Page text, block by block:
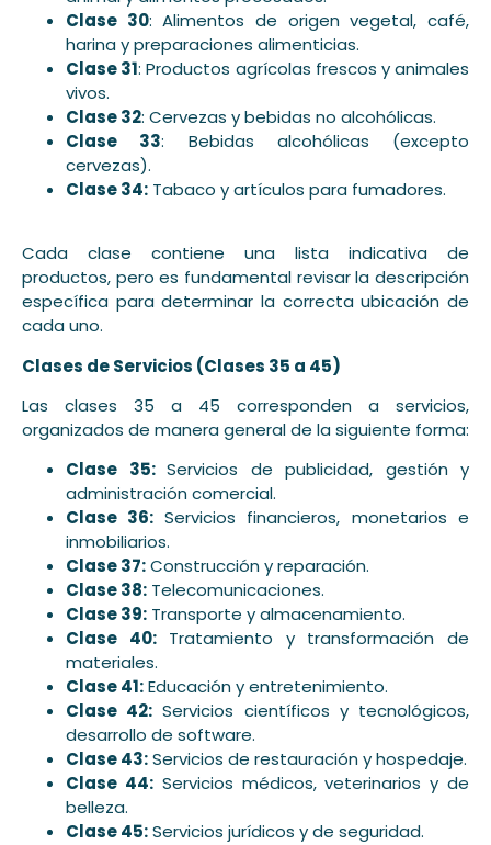
Clase 30: Alimentos de origen vegetal, café,
harina y preparaciones alimenticias.
Clase 31: Productos agrícolas frescos y animales
vivos.
Clase 32: Cervezas y bebidas no alcohólicas.
Clase 33: Bebidas alcohólicas (excepto
cervezas).
Clase 34: Tabaco y artículos para fumadores.
Cada clase contiene una lista indicativa de
productos, pero es fundamental revisar la descripción
específica para determinar la correcta ubicación de
cada uno.
Clases de Servicios (Clases 35 a 45)
Las clases 35 a 45 corresponden a servicios,
organizados de manera general de la siguiente forma:
Clase 35: Servicios de publicidad, gestión y
administración comercial.
Clase 36: Servicios financieros, monetarios e
inmobiliarios.
Clase 37:Construcción y reparación.
Clase 38: Telecomunicaciones.
Clase 39: Transporte y almacenamiento.
Clase 40:Tratamiento y transformación de
materiales.
Clase 41:Educación y entretenimiento.
Clase 42: Servicios científicos y tecnológicos,
desarrollo de software.
Clase 43:Servicios de restauración y hospedaje.
Clase 44:Servicios médicos, veterinarios y de
belleza.
Clase 45:Servicios jurídicos y de seguridad.